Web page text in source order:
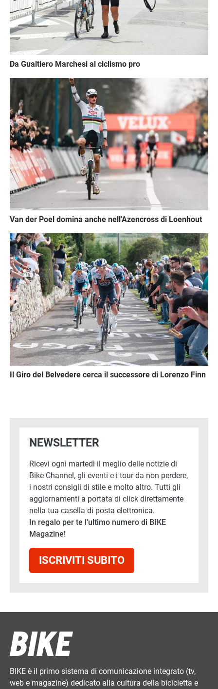
Da Gualtiero Marchesi al ciclismo pro
Van der Poel domina anche nell'Azencross di Loenhout
Immagine
Il Giro del Belvedere cerca il successore di Lorenzo Finn
NEWSLETTER
Ricevi ogni martedì il meglio delle notizie di
Bike Channel, gli eventi e i tour da non perdere,
i nostri consigli di stile e molto altro. Tutti gli
aggiornamenti a portata di click direttamente
nella tua casella di posta elettronica.
In regalo per te l'ultimo numero di BIKE
Magazine!
ISCRIVITI SUBITO
BIKE è il primo sistema di comunicazione integrato (tv,
web e magazine) dedicato alla cultura della bicicletta e